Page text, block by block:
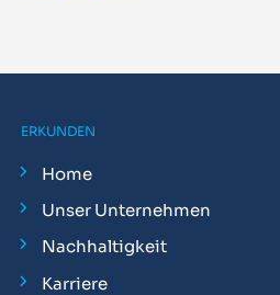
ERKUNDEN
Home
Unser Unternehmen
Nachhaltigkeit
Karriere